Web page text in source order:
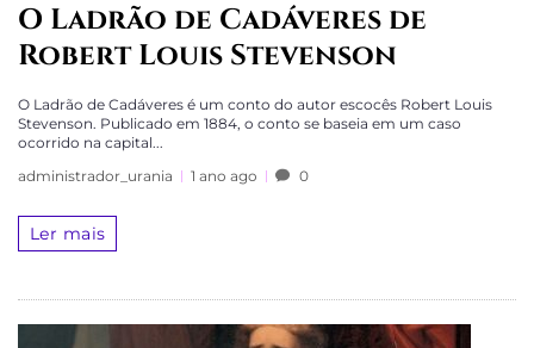
O Ladrão de Cadáveres de
Robert Louis Stevenson
O Ladrão de Cadáveres é um conto do autor escocês Robert Louis
Stevenson. Publicado em 1884, o conto se baseia em um caso
ocorrido na capital...
administrador_urania
1 ano ago 0
Ler mais